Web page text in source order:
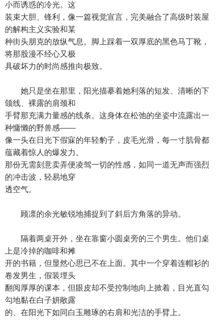
小而诱惑的冷光。这
装束大胆、锋利，像一篇视觉宣言，完美融合了高级时装屋
的解构主义实验和某
种街头朋克的放纵气息。脚上踩着一双厚底的黑色马丁靴，
将那股漫不经心又极
具破坏力的时尚感推向极致。
她只是坐在那里，阳光描摹着她利落的短发、清晰的下
颌线、裸露的肩颈和
手臂那充满力量感的线条。这身体在松弛的坐姿中流露出一
种慵懒的野兽感——
像一头在日光下假寐的年轻豹子，皮毛光滑，每一寸肌骨都
蕴藏着惊人的爆发力。
那份无需刻意卖弄便凌驾一切的性感，如同一道无声而强烈
的冲击波，轻易地穿
透空气。
顾凛的余光敏锐地捕捉到了斜后方角落的异动。
隔着两桌开外，坐在靠窗小圆桌旁的三个男生。他们桌
上是冷掉的咖啡和摊
开的书籍，但显然心思已不在上面。其中一个穿着连帽衫的
卷发男生，假装埋头
翻阅厚厚的课本，但眼皮却不受控制地向上掀着，目光直勾
勾地黏在白子妍敞露
的、在阳光下如同白玉雕琢的右肩和光洁的手臂上。